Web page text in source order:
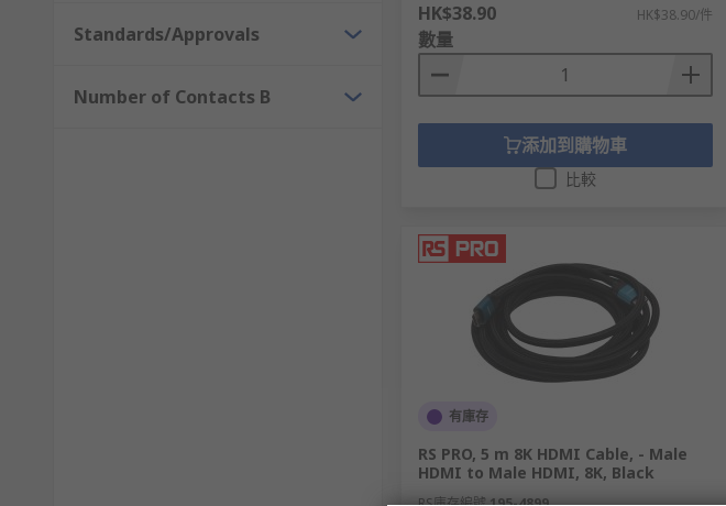
Standards/Approvals
Number of Contacts B
HK$38.90 HK$38.90/件
數量
添加到購物車
比較
有庫存
RS PRO, 5 m 8K HDMI Cable, - Male
HDMI to Male HDMI, 8K, Black